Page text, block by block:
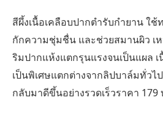
สีผึ้งเนื้อเคลือบปากตำรับกำยาน ใช้
กักความชุ่มชื่น และช่วยสมานผิว เ
ริมปากแห้งแตกรุนแรงจนเป็นแผล
เป็นพิเศษแตกต่างจากลิปบาล์มทั่ว
กลับมาดีขึ้นอย่างรวดเร็วราคา 179